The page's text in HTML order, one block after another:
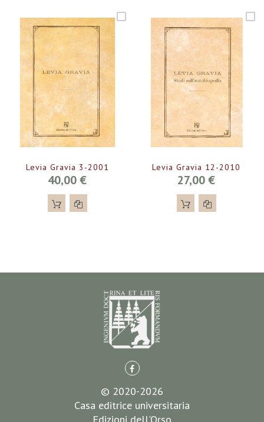
Levia Gravia 3-2001
40,00 €
Levia Gravia 12-2010
27,00 €
© 2020-2026
Casa editrice universitaria